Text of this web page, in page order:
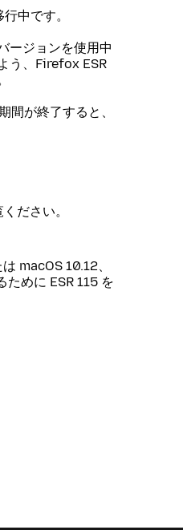
中です。
ージョンを使用中
う、Firefox ESR
間が終了すると、
ださい。
macOS 10.12、
めに ESR 115 を